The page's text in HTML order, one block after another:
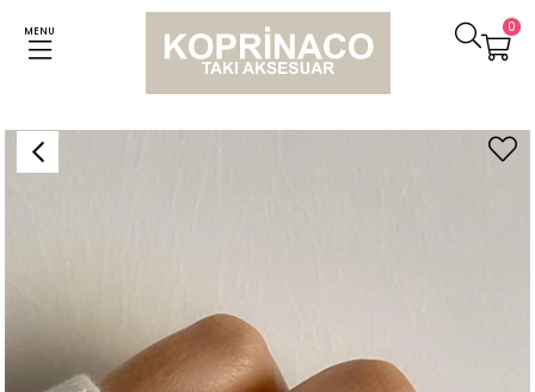
MENU 0
Yüzükler Çelik Sedefli Numaralı Yüzük (18 Numara)